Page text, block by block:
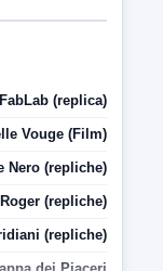
FabLab (replica)
Vouge (Film)
Nero (repliche)
(repliche)
(repliche)